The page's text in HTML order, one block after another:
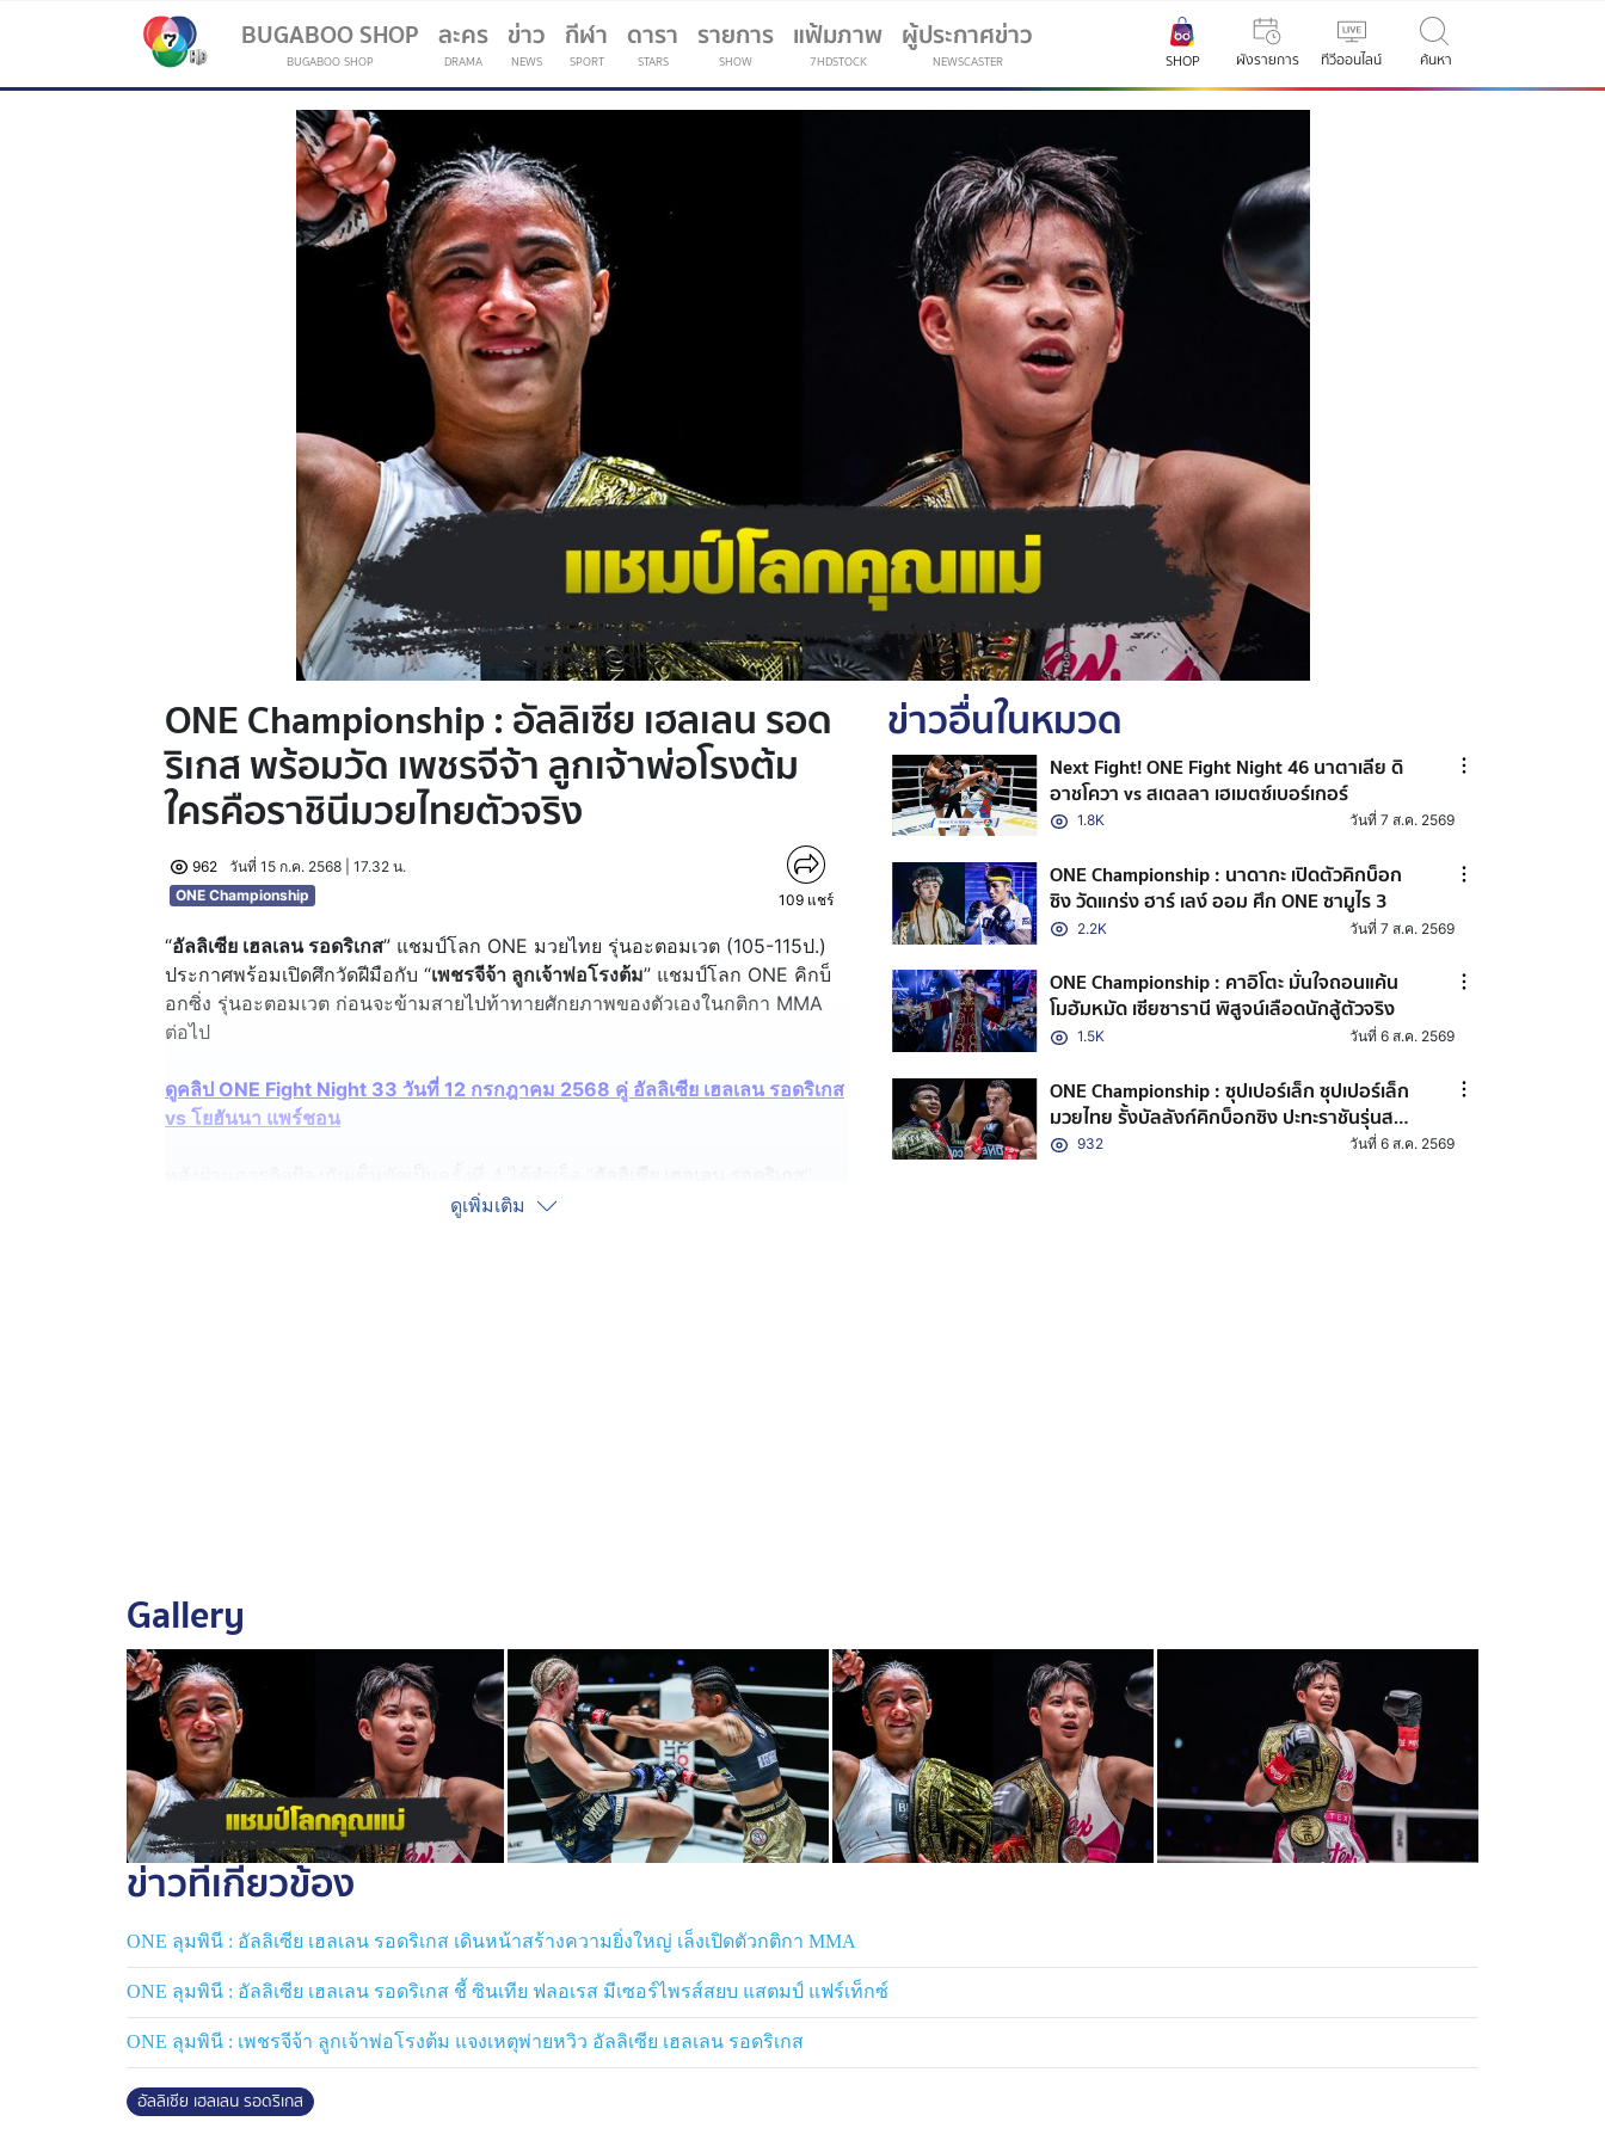
BUGABOO SHOP
BUGABOO SHOP
ละคร
DRAMA
ข่าว
NEWS
กีฬา
SPORT
(current)
ดารา
STARS
รายการ
SHOW
แฟ้มภาพ
7HDSTOCK
ผู้ประกาศข่าว
NEWSCASTER SHOP ผังรายการ ทีวีออนไลน์ ค้นหา
ONE Championship : อัลลิเซีย เฮลเลน รอด
ริเกส พร้อมวัด เพชรจีจ้า ลูกเจ้าพ่อโรงต้ม
ใครคือราชินีมวยไทยตัวจริง
962
วันที่ 15 ก.ค. 2568 | 17.32 น.
ONE Championship
109 แชร์
“อัลลิเซีย เฮลเลน รอดริเกส” แชมป์โลก ONE มวยไทย รุ่นอะตอมเวต (105-115ป.)
ประกาศพร้อมเปิดศึกวัดฝีมือกับ “เพชรจีจ้า ลูกเจ้าพ่อโรงต้ม” แชมป์โลก ONE คิกบ็
อกซิ่ง รุ่นอะตอมเวต ก่อนจะข้ามสายไปท้าทายศักยภาพของตัวเองในกติกา MMA
ต่อไป
ดูคลิป ONE Fight Night 33 วันที่ 12 กรกฎาคม 2568 คู่ อัลลิเซีย เฮลเลน รอดริเกส
vs โยฮันนา แพร์ชอน
แชมป์โลก ONE มวยไทย รุ่นอะตอมเวต ไม่ปิดโอกาสที่จะวัดฝีมือกับ “
Night 33 เมื่อวันเสาร์ที่ 12 ก.ค. ที่ผ่านมา ป้องกันเข็มขัดได้เป็นครั้งที่ 4 พร้อมคว้า
โบนัส 50,000 ดอลลาร์สหรัฐ (ราว 1.6 ล้านบาท) ติดมือกลับบ้านได้ 2 ไฟต์ติดต่อกัน
จากชัยชนะ 2 ไฟต์หลังสุดที่ปิดเกมคู่ชกแบบไม่ครบยกอย่างสวยงาม ส่งให้ “อัลลิเซีย
เฮลเลน รอดริเกส
” ยืนหนึ่งในกติกามวยไทยแบบไร้ข้อกังขา และพร้อมเดินหน้าสู่
ความท้าทายใหม่ในสาย MMA ซึ่งเธอกำลังอยู่ในช่วงเตรียมความพร้อมทั้งทักษะ
การต่อสู้และประสบการณ์สำหรับเวทีใหม่ที่เต็มไปด้วยความหลากหลาย
ขณะเดียวกัน ในเส้นทางมวยไทย “ อัลลิเซีย เฮลเลน รอดริเกส” ยืนยันชัดเจนว่าพร้อม
กลับมาป้องกันแชมป์ทุกเมื่อ และหากมีโอกาสเธออยากวัดฝีมือกับ “เพชรจีจ้า ลูกเจ้า
พ่อโรงต้ม” ราชินีกติกาคิกบ็อกซิ่ง คนปัจจุบัน เพื่อพิสูจน์ว่าใครคือราชินี ONE
ต้องจับตาดูกันว่า เส้นทางของทั้งสองจะมาบรรจบกันเมื่อไร และก้าวแรกของ “อัลลิ
เซีย เฮลเลน รอดริเกส” กับกติกา MMA จะเริ่มต้นขึ้นเมื่อใด โปรดติดตามตอนต่อไป!
ติดตามข่าวสารอัปเดตของ ONE ได้ที่เฟซบุ๊ก ONE Championship Thailand
เว็บไซต์ ONEFC.com อินสตาแกรม ONEChampTh และ TikTok ONEChampTH
ดูเพิ่มเติม
ข่าวอื่นในหมวด
Next Fight! ONE Fight Night 46 นาตาเลีย ดิ
อาชโควา vs สเตลลา เฮเมตซ์เบอร์เกอร์
1.8K วันที่ 7 ส.ค. 2569
ONE Championship : นาดากะ เปิดตัวคิกบ็อก
ซิง วัดแกร่ง ฮาร์ เลง์ ออม ศึก ONE ซามูไร 3
2.2K วันที่ 7 ส.ค. 2569
ONE Championship : คาอิโตะ มั่นใจถอนแค้น
โมฮัมหมัด เซียซารานี พิสูจน์เลือดนักสู้ตัวจริง
1.5K วันที่ 6 ส.ค. 2569
ONE Championship : ซุปเปอร์เล็ก ซุปเปอร์เล็ก
มวยไทย รั้งบัลลังก์คิกบ็อกซิง ปะทะราชันรุ่นสต
รอว์เวต โจนาธาน ดิ เบลลา ศึก ONE ซามูไร 4
932 วันที่ 6 ส.ค. 2569
Gallery
ข่าวที่เกี่ยวข้อง
ONE ลุมพินี : อัลลิเซีย เฮลเลน รอดริเกส เดินหน้าสร้างความยิ่งใหญ่ เล็งเปิดตัวกติกา MMA
ONE ลุมพินี : อัลลิเซีย เฮลเลน รอดริเกส ชี้ ซินเทีย ฟลอเรส มีเซอร์ไพรส์สยบ แสตมป์ แฟร์เท็กซ์
ONE ลุมพินี : เพชรจีจ้า ลูกเจ้าพ่อโรงต้ม แจงเหตุพ่ายหวิว อัลลิเซีย เฮลเลน รอดริเกส
อัลลิเซีย เฮลเลน รอดริเกส